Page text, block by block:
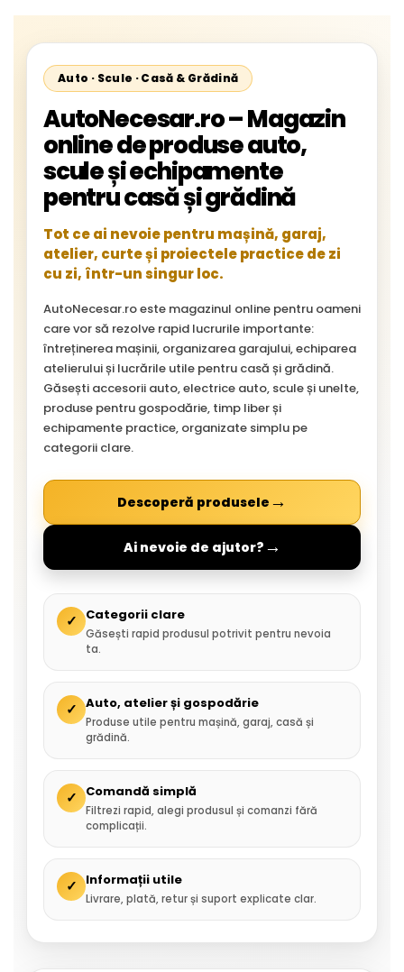
Auto · Scule · Casă & Grădină
AutoNecesar.ro – Magazin
online de produse auto,
scule și echipamente
pentru casă și grădină
Tot ce ai nevoie pentru mașină, garaj,
atelier, curte și proiectele practice de zi
cu zi, într-un singur loc.
AutoNecesar.ro este magazinul online pentru oameni
care vor să rezolve rapid lucrurile importante:
întreținerea mașinii, organizarea garajului, echiparea
atelierului și lucrările utile pentru casă și grădină.
Găsești accesorii auto, electrice auto, scule și unelte,
produse pentru gospodărie, timp liber și
echipamente practice, organizate simplu pe
categorii clare.
Descoperă produsele →
Ai nevoie de ajutor? →
✓ Categorii clare
Găsești rapid produsul potrivit pentru nevoia
ta.
✓ Auto, atelier și gospodărie
Produse utile pentru mașină, garaj, casă și
grădină.
✓ Comandă simplă
Filtrezi rapid, alegi produsul și comanzi fără
complicații.
✓ Informații utile
Livrare, plată, retur și suport explicate clar.